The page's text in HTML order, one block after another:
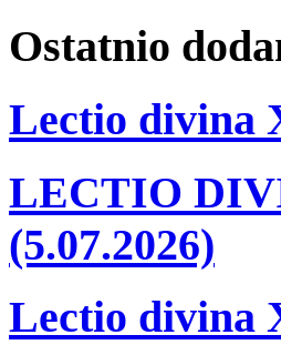
Ostatnio
Lectio divina
LECTIO
(5.07.2026)
Lectio divina